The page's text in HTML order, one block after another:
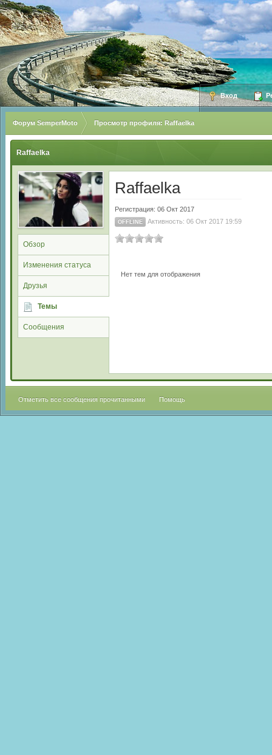
Вход
Форум SemperMoto Просмотр профиля: Raffaelka
Raffaelka
Обзор
Изменения статуса
Друзья
Темы
Сообщения
Raffaelka
Регистрация: 06 Окт 2017
OFFLINE Активность: 06 Окт 2017 19:59
Нет тем для отображения
Отметить все сообщения прочитанными Помощь